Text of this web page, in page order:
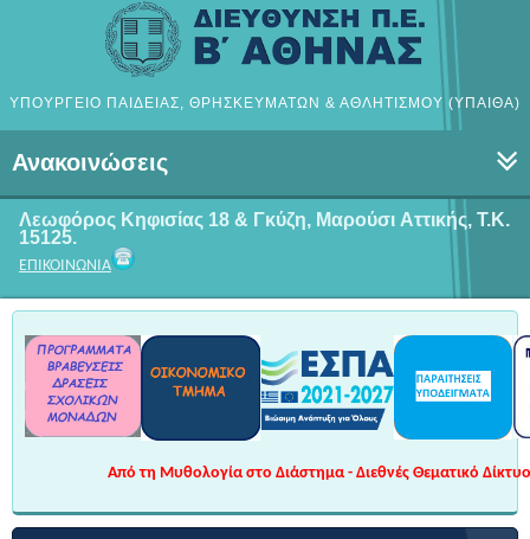
ΥΠΟΥΡΓΕΙΟ ΠΑΙΔΕΙΑΣ, ΘΡΗΣΚΕΥΜΑΤΩΝ & ΑΘΛΗΤΙΣΜΟΥ (ΥΠΑΙΘΑ)
Ανακοινώσεις
Λεωφόρος Κηφισίας 18 & Γκύζη, Μαρούσι Αττικής, Τ.Κ.
15125.
ΕΠΙΚΟΙΝΩΝΙΑ
Από τη Μυθολογία στο Διάστημα - Διεθνές Θεματικό